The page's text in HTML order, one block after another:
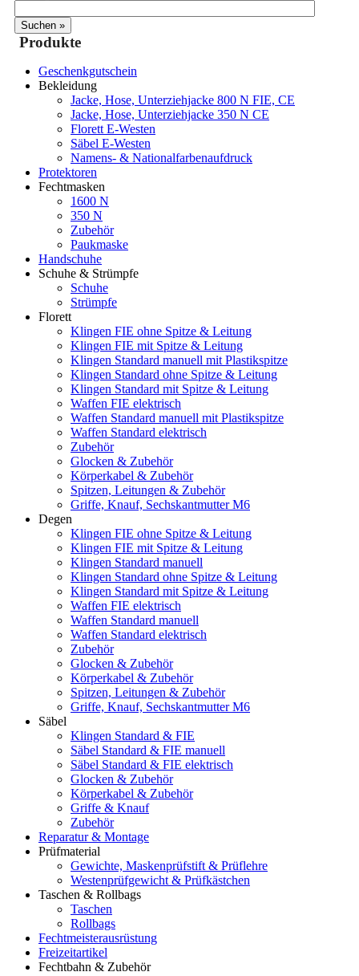
Produkte
Geschenkgutschein
Bekleidung
Jacke, Hose, Unterziehjacke 800 N FIE, CE
Jacke, Hose, Unterziehjacke 350 N CE
Florett E-Westen
Säbel E-Westen
Namens- & Nationalfarbenaufdruck
Protektoren
Fechtmasken
1600 N
350 N
Zubehör
Paukmaske
Handschuhe
Schuhe & Strümpfe
Schuhe
Strümpfe
Florett
Klingen FIE ohne Spitze & Leitung
Klingen FIE mit Spitze & Leitung
Klingen Standard manuell mit Plastikspitze
Klingen Standard ohne Spitze & Leitung
Klingen Standard mit Spitze & Leitung
Waffen FIE elektrisch
Waffen Standard manuell mit Plastikspitze
Waffen Standard elektrisch
Zubehör
Glocken & Zubehör
Körperkabel & Zubehör
Spitzen, Leitungen & Zubehör
Griffe, Knauf, Sechskantmutter M6
Degen
Klingen FIE ohne Spitze & Leitung
Klingen FIE mit Spitze & Leitung
Klingen Standard manuell
Klingen Standard ohne Spitze & Leitung
Klingen Standard mit Spitze & Leitung
Waffen FIE elektrisch
Waffen Standard manuell
Waffen Standard elektrisch
Zubehör
Glocken & Zubehör
Körperkabel & Zubehör
Spitzen, Leitungen & Zubehör
Griffe, Knauf, Sechskantmutter M6
Säbel
Klingen Standard & FIE
Säbel Standard & FIE manuell
Säbel Standard & FIE elektrisch
Glocken & Zubehör
Körperkabel & Zubehör
Griffe & Knauf
Zubehör
Reparatur & Montage
Prüfmaterial
Gewichte, Maskenprüfstift & Prüflehre
Westenprüfgewicht & Prüfkästchen
Taschen & Rollbags
Taschen
Rollbags
Fechtmeisterausrüstung
Freizeitartikel
Fechtbahn & Zubehör